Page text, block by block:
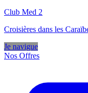
Club Med 2
Croisières dans les
Je navigue
Nos Offres